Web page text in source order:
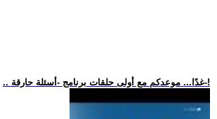
.. غدًا... موعدكم مع أولى حلقات برنامج -أسئلة حارقة-!